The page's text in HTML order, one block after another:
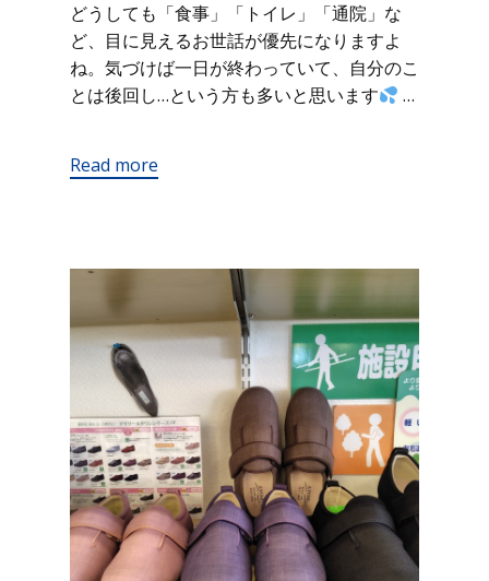
どうしても「食事」「トイレ」「通院」な
ど、目に見えるお世話が優先になりますよ
ね。気づけば一日が終わっていて、自分のこ
とは後回し…という方も多いと思います
…
Read more